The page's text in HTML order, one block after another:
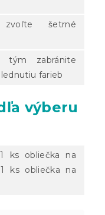
šetrné
tým zabránite
farieb
výberu
1 ks obliečka na
ks obliečka na